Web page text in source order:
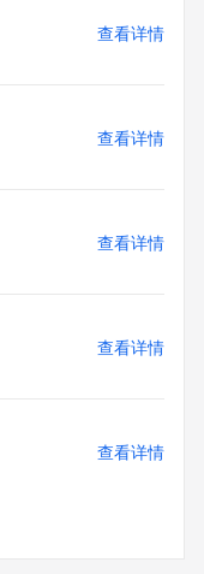
查看详情
查看详情
查看详情
查看详情
查看详情